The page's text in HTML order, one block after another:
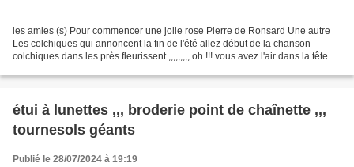
les amies (s) Pour commencer une jolie rose Pierre de Ronsard Une autre
Les colchiques qui annoncent la fin de l'été allez début de la chanson
colchiques dans les près fleurissent ,,,,,,,,, oh !!! vous avez l'air dans la tête
étui à lunettes ,,, broderie point de chaînette ,,,
tournesols géants
Publié le 28/07/2024 à 19:19